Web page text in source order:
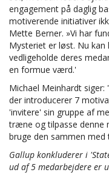
engagement på daglig
motiverende initiativer
Mette Berner. »Vi har
Mysteriet er løst. Nu
vedligeholde deres
en formue værd.'
Michael Meinhardt
der introducerer 7
'invitere' sin gruppe af
træne og tilpasse denne
bruge den sammen med
Gallup konkluderer i
ud af 5 medarbejdere er